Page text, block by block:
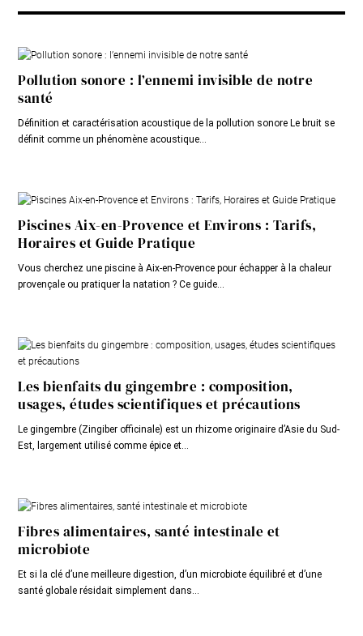
Pollution sonore : l’ennemi invisible de notre
santé
Définition et caractérisation acoustique de la pollution sonore Le bruit se
définit comme un phénomène acoustique...
Piscines Aix-en-Provence et Environs : Tarifs,
Horaires et Guide Pratique
Vous cherchez une piscine à Aix-en-Provence pour échapper à la chaleur
provençale ou pratiquer la natation ? Ce guide...
Les bienfaits du gingembre : composition,
usages, études scientifiques et précautions
Le gingembre (Zingiber officinale) est un rhizome originaire d’Asie du Sud-
Est, largement utilisé comme épice et...
Fibres alimentaires, santé intestinale et
microbiote
Et si la clé d’une meilleure digestion, d’un microbiote équilibré et d’une
santé globale résidait simplement dans...